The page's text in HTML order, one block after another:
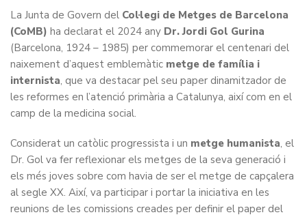
La Junta de Govern del Col·legi de Metges de Barcelona
(CoMB) ha declarat el 2024 any Dr. Jordi Gol Gurina
(Barcelona, 1924 – 1985) per commemorar el centenari del
naixement d’aquest emblemàtic metge de família i
internista, que va destacar pel seu paper dinamitzador de
les reformes en l’atenció primària a Catalunya, així com en el
camp de la medicina social.
Considerat un catòlic progressista i un metge humanista, el
Dr. Gol va fer reflexionar els metges de la seva generació i
els més joves sobre com havia de ser el metge de capçalera
al segle XX. Així, va participar i portar la iniciativa en les
reunions de les comissions creades per definir el paper del